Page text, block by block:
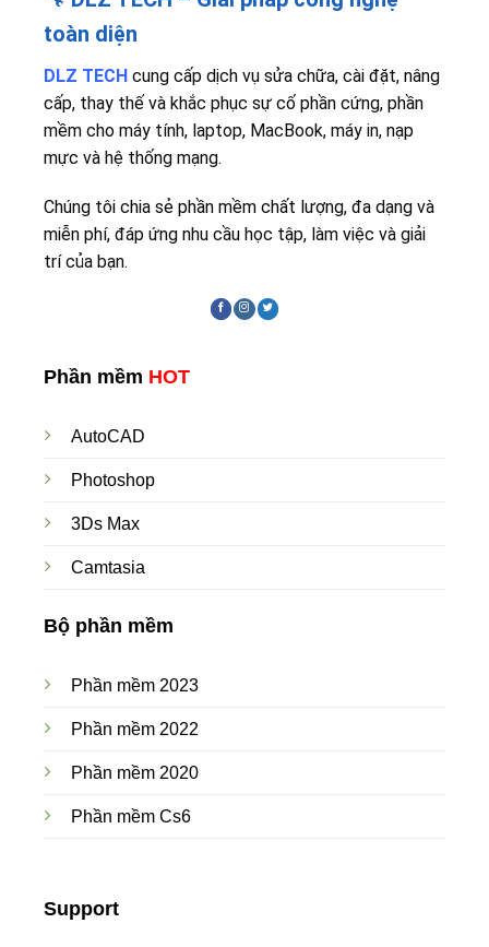
toàn diện
DLZ TECH cung cấp dịch vụ sửa chữa, cài đặt, nâng
cấp, thay thế và khắc phục sự cố phần cứng, phần
mềm cho máy tính, laptop, MacBook, máy in, nạp
mực và hệ thống mạng.
Chúng tôi chia sẻ phần mềm chất lượng, đa dạng và
miễn phí, đáp ứng nhu cầu học tập, làm việc và giải
trí của bạn.
Phần mềm HOT
AutoCAD
Photoshop
3Ds Max
Camtasia
Bộ phần mềm
Phần mềm 2023
Phần mềm 2022
Phần mềm 2020
Phần mềm Cs6
Support